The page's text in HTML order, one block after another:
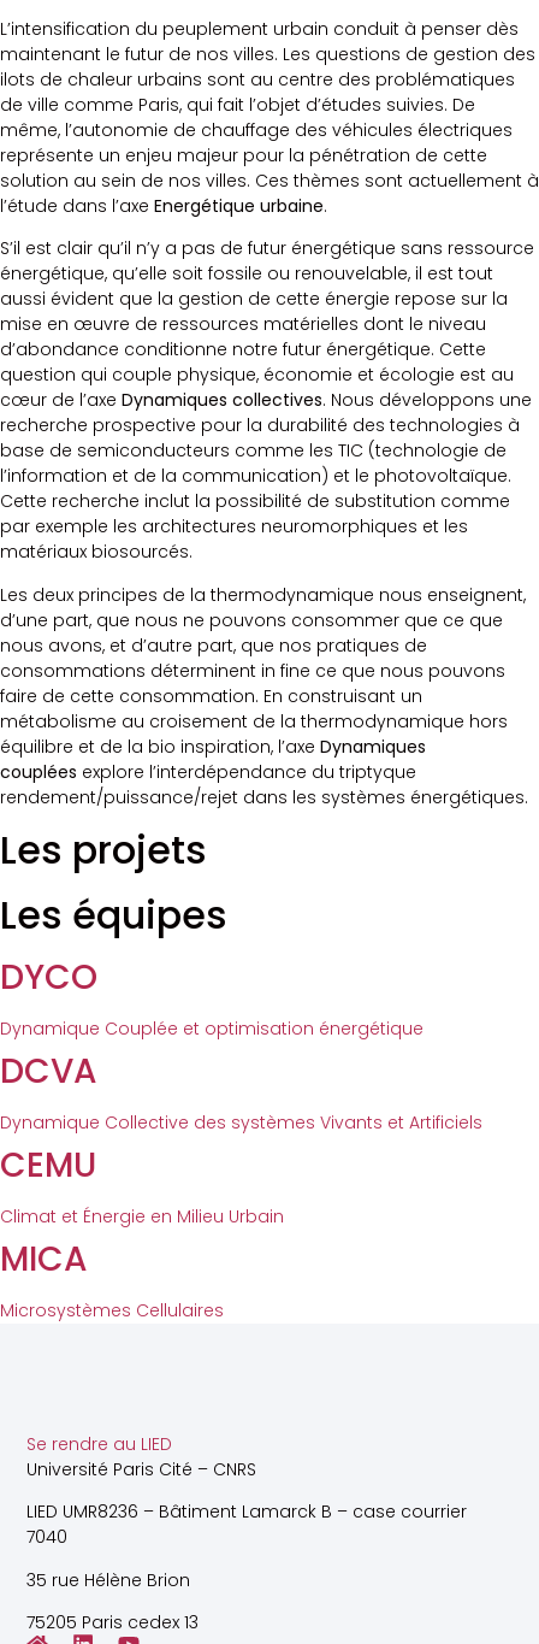
L’intensification du peuplement urbain conduit à penser dès
maintenant le futur de nos villes. Les questions de gestion des
ilots de chaleur urbains sont au centre des problématiques
de ville comme Paris, qui fait l’objet d’études suivies. De
même, l’autonomie de chauffage des véhicules électriques
représente un enjeu majeur pour la pénétration de cette
solution au sein de nos villes. Ces thèmes sont actuellement à
l’étude dans l’axe Energétique urbaine.
S’il est clair qu’il n’y a pas de futur énergétique sans ressource
énergétique, qu’elle soit fossile ou renouvelable, il est tout
aussi évident que la gestion de cette énergie repose sur la
mise en œuvre de ressources matérielles dont le niveau
d’abondance conditionne notre futur énergétique. Cette
question qui couple physique, économie et écologie est au
cœur de l’axe Dynamiques collectives. Nous développons une
recherche prospective pour la durabilité des technologies à
base de semiconducteurs comme les TIC (technologie de
l’information et de la communication) et le photovoltaïque.
Cette recherche inclut la possibilité de substitution comme
par exemple les architectures neuromorphiques et les
matériaux biosourcés.
Les deux principes de la thermodynamique nous enseignent,
d’une part, que nous ne pouvons consommer que ce que
nous avons, et d’autre part, que nos pratiques de
consommations déterminent in fine ce que nous pouvons
faire de cette consommation. En construisant un
métabolisme au croisement de la thermodynamique hors
équilibre et de la bio inspiration, l’axe Dynamiques
couplées explore l’interdépendance du triptyque
rendement/puissance/rejet dans les systèmes énergétiques.
Les projets
Les équipes
DYCO
Dynamique Couplée et optimisation énergétique
DCVA
Dynamique Collective des systèmes Vivants et Artificiels
CEMU
Climat et Énergie en Milieu Urbain
MICA
Microsystèmes Cellulaires
Se rendre au LIED
Université Paris Cité – CNRS
LIED UMR8236 – Bâtiment Lamarck B – case courrier
7040
35 rue Hélène Brion
75205 Paris cedex 13